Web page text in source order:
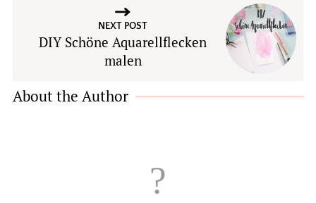
NEXT POST
DIY Schöne Aquarellflecken
malen
About the Author